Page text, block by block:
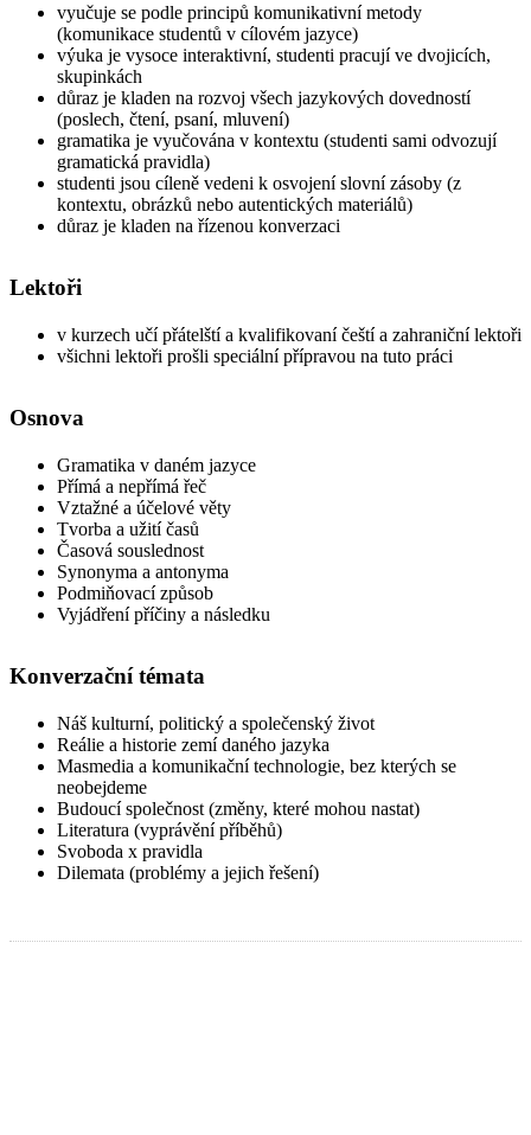
vyučuje se podle principů komunikativní metody
(komunikace studentů v cílovém jazyce)
výuka je vysoce interaktivní, studenti pracují ve dvojicích,
skupinkách
důraz je kladen na rozvoj všech jazykových dovedností
(poslech, čtení, psaní, mluvení)
gramatika je vyučována v kontextu (studenti sami odvozují
gramatická pravidla)
studenti jsou cíleně vedeni k osvojení slovní zásoby (z
kontextu, obrázků nebo autentických materiálů)
důraz je kladen na řízenou konverzaci
Lektoři
v kurzech učí přátelští a kvalifikovaní čeští a zahraniční lektoři
všichni lektoři prošli speciální přípravou na tuto práci
Osnova
Gramatika v daném jazyce
Přímá a nepřímá řeč
Vztažné a účelové věty
Tvorba a užití časů
Časová souslednost
Synonyma a antonyma
Podmiňovací způsob
Vyjádření příčiny a následku
Konverzační témata
Náš kulturní, politický a společenský život
Reálie a historie zemí daného jazyka
Masmedia a komunikační technologie, bez kterých se
neobejdeme
Budoucí společnost (změny, které mohou nastat)
Literatura (vyprávění příběhů)
Svoboda x pravidla
Dilemata (problémy a jejich řešení)